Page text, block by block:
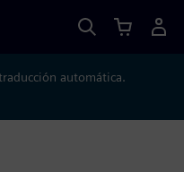
automática.